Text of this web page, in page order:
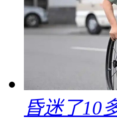
昏迷了10